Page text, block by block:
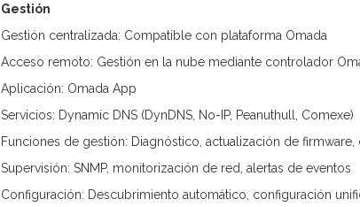
Gestión
Gestión centralizada: Compatible con plataforma Omada
Acceso remoto: Gestión en la nube mediante controlador
Aplicación: Omada App
Servicios: Dynamic DNS (DynDNS, No-IP, Peanuthull, Comexe)
Funciones de gestión: Diagnóstico, actualización de
Supervisión: SNMP, monitorización de red, alertas de eventos
Configuración: Descubrimiento automático, configuración